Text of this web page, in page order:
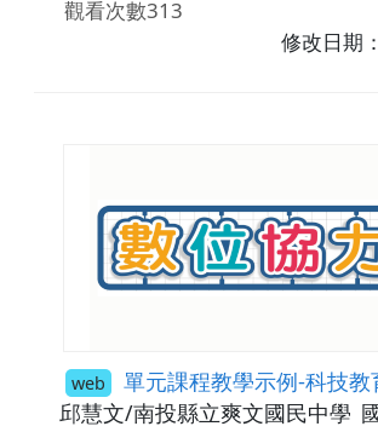
觀看次數313
修改日期
web 單元課程教學示例-科技
邱慧文/南投縣立爽文國民中學